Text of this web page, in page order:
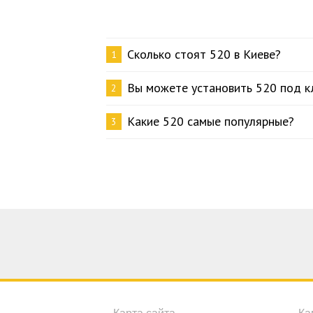
1 Сколько стоят 520 в Киеве?
2 Вы можете установить 520 под
3 Какие 520 самые популярные?